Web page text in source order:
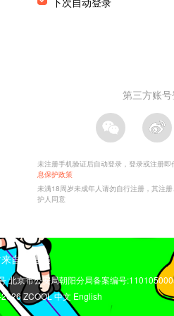
自林遭遇
北京市公安局朝阳分局备案编号
ZCOOL中文 English